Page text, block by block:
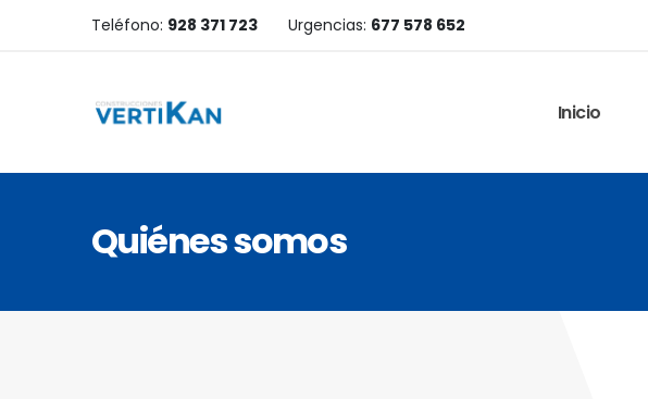
Teléfono: 928 371 723 Urgencias: 677 578 652
Inicio
Quiénes somos